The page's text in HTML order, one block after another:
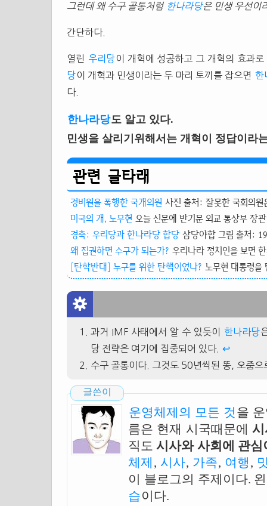
그런데 왜 수구 골통처럼 한나라당은 민생 우선이
간단하다.
열린 우리당이 개혁에 성공하고 그 개혁의 효과
당이 개혁과 민생이라는 두 마리 토끼를 잡으면 한
다.
한나라당도 알고 있다.
민생을 살리기위해서는 개혁이 정답이라
관련 글타래
경비원을 폭행한 국개의원 사진 출처: 잘못한 국회의
미국의 개, 노무현 오늘 신문에 반기문 외교 통상부 장
경축: 우리당과 한나라당 합당 삼당야합 그림 출처:
왜 집권하면 수구가 되는가? 우리나라 정치인을 보면
[탄학반대] 누구를 위한 탄핵이었나? 노무현 대통령
과거 IMF 사태에서 알 수 있듯이 한나라당
당 전략은 여기에 집중되어 있다. ↩
수구 골통이다. 그것도 50년씩된 똥, 오줌
글쓴이
운영체제의 모든 것 을
름은 현재 시국때문에
직도 시사와 사회에 관
체제 , 시사, 가족, 여행 ,
이 블로그의 주제이다.
습이다.